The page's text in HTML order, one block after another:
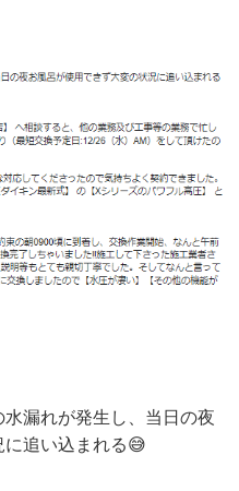
水漏れが発生し、当日の夜
追い込まれる😅